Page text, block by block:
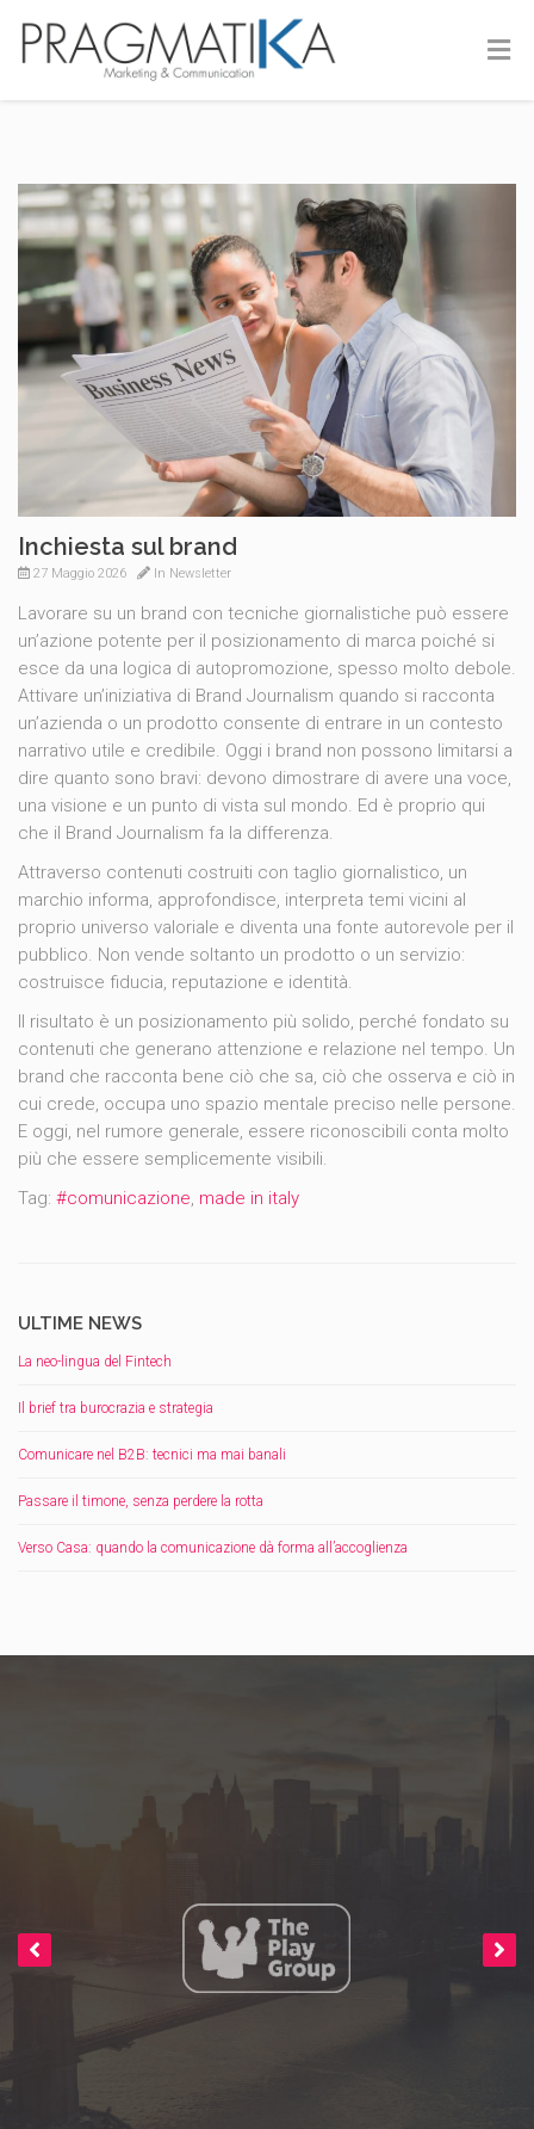
Inchiesta sul brand
27 Maggio 2026 In Newsletter
Lavorare su un brand con tecniche giornalistiche può essere
un’azione potente per il posizionamento di marca poiché si
esce da una logica di autopromozione, spesso molto debole.
Attivare un’iniziativa di Brand Journalism quando si racconta
un’azienda o un prodotto consente di entrare in un contesto
narrativo utile e credibile. Oggi i brand non possono limitarsi a
dire quanto sono bravi: devono dimostrare di avere una voce,
una visione e un punto di vista sul mondo. Ed è proprio qui
che il Brand Journalism fa la differenza.
Attraverso contenuti costruiti con taglio giornalistico, un
marchio informa, approfondisce, interpreta temi vicini al
proprio universo valoriale e diventa una fonte autorevole per il
pubblico. Non vende soltanto un prodotto o un servizio:
costruisce fiducia, reputazione e identità.
Il risultato è un posizionamento più solido, perché fondato su
contenuti che generano attenzione e relazione nel tempo. Un
brand che racconta bene ciò che sa, ciò che osserva e ciò in
cui crede, occupa uno spazio mentale preciso nelle persone.
E oggi, nel rumore generale, essere riconoscibili conta molto
più che essere semplicemente visibili.
Tag: #comunicazione, made in italy
ULTIME NEWS
La neo-lingua del Fintech
Il brief tra burocrazia e strategia
Comunicare nel B2B: tecnici ma mai banali
Passare il timone, senza perdere la rotta
Verso Casa: quando la comunicazione dà forma all’accoglienza